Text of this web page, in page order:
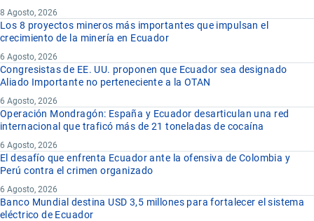
8 Agosto, 2026
Los 8 proyectos mineros más importantes que impulsan el
crecimiento de la minería en Ecuador
6 Agosto, 2026
Congresistas de EE. UU. proponen que Ecuador sea designado
Aliado Importante no perteneciente a la OTAN
6 Agosto, 2026
Operación Mondragón: España y Ecuador desarticulan una red
internacional que traficó más de 21 toneladas de cocaína
6 Agosto, 2026
El desafío que enfrenta Ecuador ante la ofensiva de Colombia y
Perú contra el crimen organizado
6 Agosto, 2026
Banco Mundial destina USD 3,5 millones para fortalecer el sistema
eléctrico de Ecuador